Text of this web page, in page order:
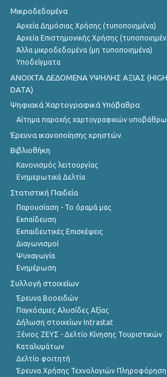
Μικροδεδομένα
Αρχεία Δημόσιας Χρήσης (τυποποιημένα)
Αρχεία Επιστημονικής Χρήσης
Άλλα μικροδεδομένα (μη τυποποιημένα)
Υποδείγματα
ANOIXTA ΔΕΔΟΜΕΝΑ ΥΨΗΛΗΣ ΑΞΙΑΣ (HIGH
DATA)
Ψηφιακά Χαρτογραφικά Υπόβαθρα
Αίτημα παροχής χαρτογραφικών
Έρευνα ικανοποίησης χρηστών
Βιβλιοθήκη
Κανονισμός λειτουργίας
Ενημερωτικά Δελτία
Στατιστική Παιδεία
Παρουσίαση - Το όραμά μας
Εκπαίδευση
Εκπαιδευτικές Επισκέψεις
Διαγωνισμοί
Ψυχαγωγία
Ενημέρωση
Συλλογή στοιχείων
Έρευνα Βοοειδών
Παγκόσμιες Αλυσίδες Αξίας
Δήλωση στοιχείων Intrastat
Ξένιος ΖΕΥΣ - Δελτίο Κίνησης Τουριστικών
Καταλυμάτων
Δελτίο φοιτητή
Έρευνα Χρήσης Τεχνολογιών